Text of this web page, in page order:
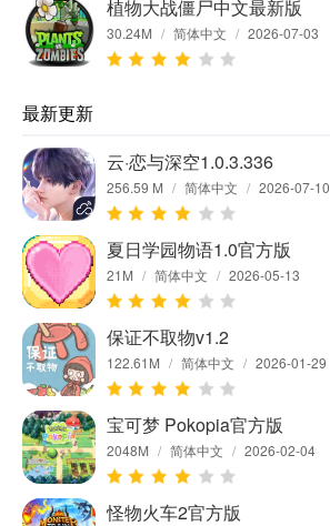
植物大战僵尸中文最新版
30.24M / 简体中文 / 2026-07-03
最新更新
云·恋与深空1.0.3.336
256.59 M / 简体中文 / 2026-07-10
夏日学园物语1.0官方版
21M / 简体中文 / 2026-05-13
保证不取物v1.2
122.61M / 简体中文 / 2026-01-29
宝可梦 Pokopia官方版
2048M / 简体中文 / 2026-02-04
怪物火车2官方版